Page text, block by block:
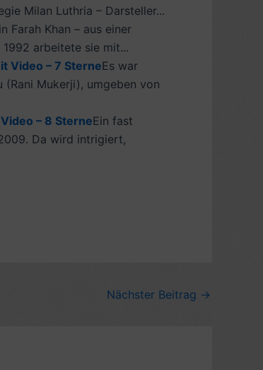
Milan Luthria – Darsteller...
Farah Khan – aus einer
arbeitete sie mit...
Video – 7 SterneEs war
Mukerji), umgeben von
– 8 SterneEin fast
Da wird intrigiert,
Nächster Beitrag →